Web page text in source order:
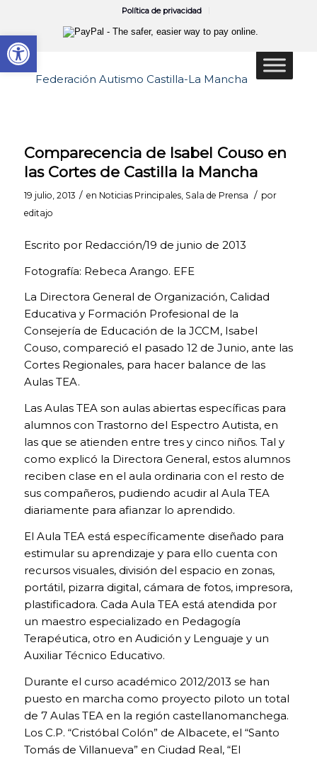
Política de privacidad
Comparecencia de Isabel Couso en
las Cortes de Castilla la Mancha
19 julio, 2013 / en Noticias Principales, Sala de Prensa / por
editajo
Escrito por Redacción/19 de junio de 2013
Fotografía: Rebeca Arango. EFE
La Directora General de Organización, Calidad
Educativa y Formación Profesional de la
Consejería de Educación de la JCCM, Isabel
Couso, compareció el pasado 12 de Junio, ante las
Cortes Regionales, para hacer balance de las
Aulas TEA.
Las Aulas TEA son aulas abiertas específicas para
alumnos con Trastorno del Espectro Autista, en
las que se atienden entre tres y cinco niños. Tal y
como explicó la Directora General, estos alumnos
reciben clase en el aula ordinaria con el resto de
sus compañeros, pudiendo acudir al Aula TEA
diariamente para afianzar lo aprendido.
El Aula TEA está específicamente diseñado para
estimular su aprendizaje y para ello cuenta con
recursos visuales, división del espacio en zonas,
portátil, pizarra digital, cámara de fotos, impresora,
plastificadora. Cada Aula TEA está atendida por
un maestro especializado en Pedagogía
Terapéutica, otro en Audición y Lenguaje y un
Auxiliar Técnico Educativo.
Durante el curso académico 2012/2013 se han
puesto en marcha como proyecto piloto un total
de 7 Aulas TEA en la región castellanomanchega.
Los C.P. “Cristóbal Colón” de Albacete, el “Santo
Tomás de Villanueva” en Ciudad Real, “El
COOKIES
TÉCNICAS
NECESARIAS.
Para que
nuestra
página web
pueda
Activadas por
defecto.
Las cookies
técnicas son
estrictamente
necesarias para
Abrir barra de herramientas